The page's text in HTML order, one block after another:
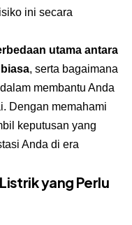
ini secara
utama antara
, serta bagaimana
membantu Anda
Dengan memahami
keputusan yang
Anda di era
yang Perlu